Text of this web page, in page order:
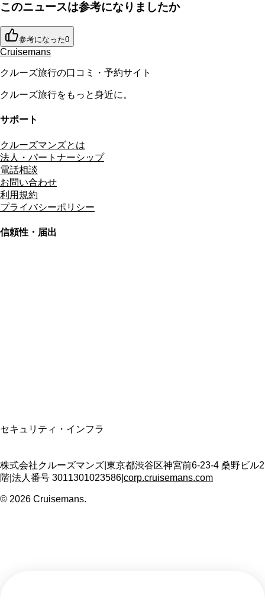
このニュースは参考になりましたか
参考になった0
Cruisemans
クルーズ旅行の口コミ・予約サイト
クルーズ旅行をもっと身近に。
サポート
クルーズマンズとは
法人・パートナーシップ
電話相談
お問い合わせ
利用規約
プライバシーポリシー
信頼性・届出
セキュリティ・インフラ
株式会社クルーズマンズ 東京都渋谷区神宮前6-23-4 桑野ビル2
階 法人番号 3011301023586 corp.cruisemans.com
© 2026 Cruisemans.